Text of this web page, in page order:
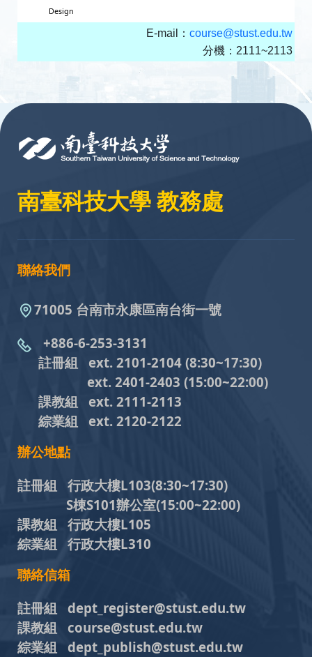
Design
E-mail： course@stust.edu.tw
分機：2111~2113
南臺科技大學 教務處
聯絡我們
71005 台南市永康區南台街一號
+886-6-253-3131
註冊組 ext. 2101-2104 (8:30~17:30)
ext. 2401-2403 (15:00~22:00)
課教組 ext. 2111-2113
綜業組
ext. 2120-2122
辦公地點
註冊組 行政大樓L103(8:30~17:30)
S棟S101辦公室(15:00~22:00)
課教組 行政大樓L105
綜業組 行政大樓L310
聯絡信箱
註冊組 dept_register@stust.edu.tw
課教組 course@stust.edu.tw
綜業組 dept_publish@stust.edu.tw